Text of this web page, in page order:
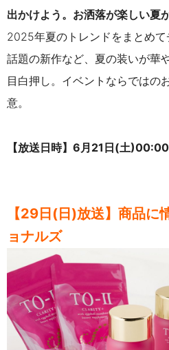
出かけよう。お洒落が楽しい夏
2025年夏のトレンドをまとめ
話題の新作など、夏の装いが華
目白押し。イベントならではの
意。
【放送日時】6月21日(土
【29日(日)放送】商品に
ョナルズ